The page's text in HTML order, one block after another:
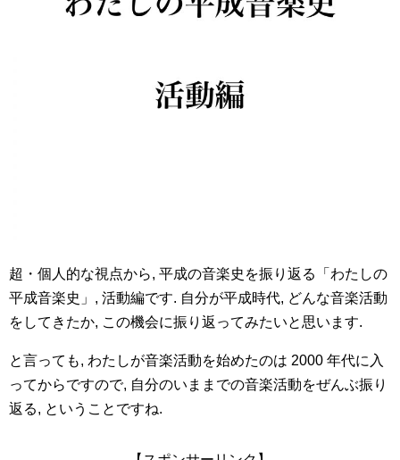
超・個人的な視点から, 平成の音楽史を振り返る「わたしの
平成音楽史」, 活動編です. 自分が平成時代, どんな音楽活動
をしてきたか, この機会に振り返ってみたいと思います.
と言っても, わたしが音楽活動を始めたのは 2000 年代に入
ってからですので, 自分のいままでの音楽活動をぜんぶ振り
返る, ということですね.